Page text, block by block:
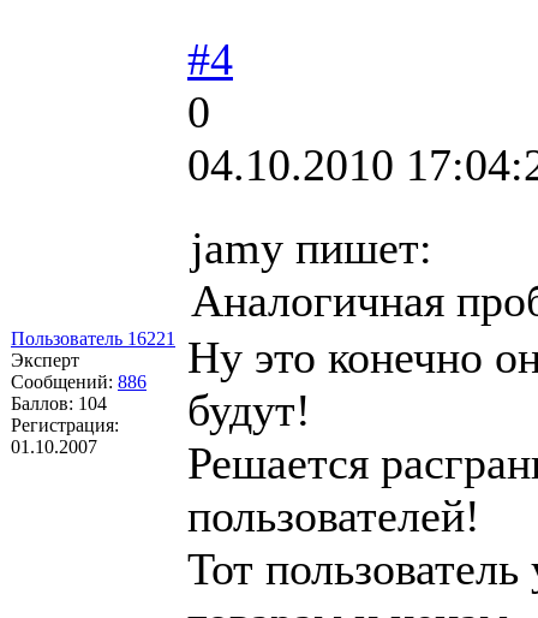
Пользователь 16221
Эксперт
Сообщений: 886
Баллов: 104
Регистрация:
01.10.2007
#4
0
04.10.2010
jamy пишет:
Аналогичная
Ну это конечно
будут!
Решается
пользователей!
Тот